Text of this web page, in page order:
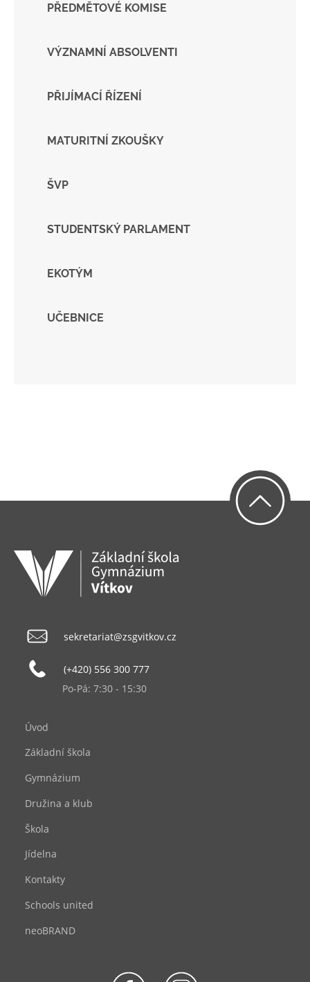
PŘEDMĚTOVÉ KOMISE
VÝZNAMNÍ ABSOLVENTI
PŘIJÍMACÍ ŘÍZENÍ
MATURITNÍ ZKOUŠKY
ŠVP
STUDENTSKÝ PARLAMENT
EKOTÝM
UČEBNICE
sekretariat@zsgvitkov.cz
(+420) 556 300 777
Po-Pá: 7:30 - 15:30
Úvod
Základní škola
Gymnázium
Družina a klub
Škola
Jídelna
Kontakty
Schools united
neoBRAND